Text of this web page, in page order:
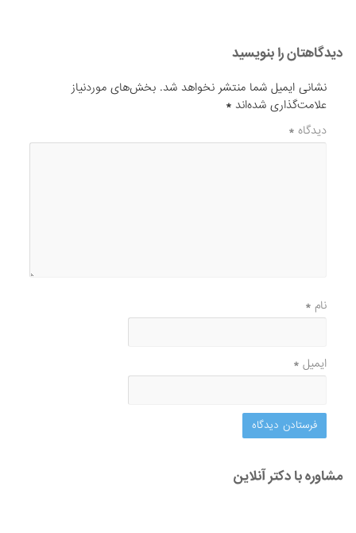
دیدگاهتان را بنویسید
نشانی ایمیل شما منتشر نخواهد شد. بخش‌های موردنیاز
علامت‌گذاری شده‌اند*
دیدگاه*
نام*
ایمیل*
مشاوره با دکتر آنلاین